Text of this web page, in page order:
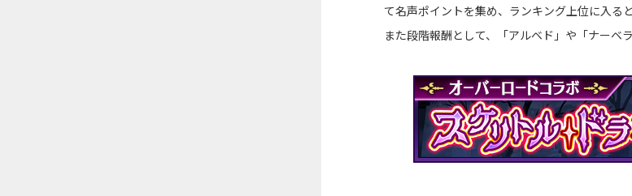
て名声ポイントを集め、ランキング上位に入る
また段階報酬として、「アルベド」や「ナーベ